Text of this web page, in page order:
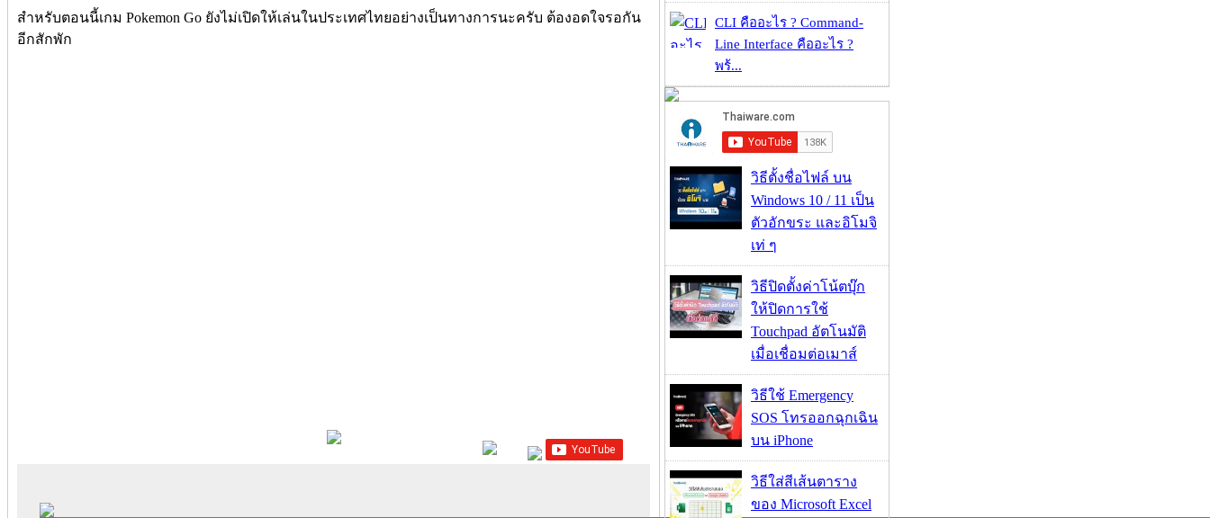
สำหรับตอนนี้เกม Pokemon Go ยังไม่เปิดให้เล่นในประเทศไทยอย่างเป็นทางการนะครับ ต้องอดใจรอกัน
อีกสักพัก
CLI คืออะไร ? Command-
Line Interface คืออะไร ?
พร้...
วิธีตั้งชื่อไฟล์ บน
Windows 10 / 11 เป็น
ตัวอักขระ และอิโมจิ
เท่ ๆ
วิธีปิดตั้งค่าโน้ตบุ๊ก
ให้ปิดการใช้
Touchpad อัตโนมัติ
เมื่อเชื่อมต่อเมาส์
วิธีใช้ Emergency
SOS โทรออกฉุกเฉิน
บน iPhone
วิธีใส่สีเส้นตาราง
ของ Microsoft Excel